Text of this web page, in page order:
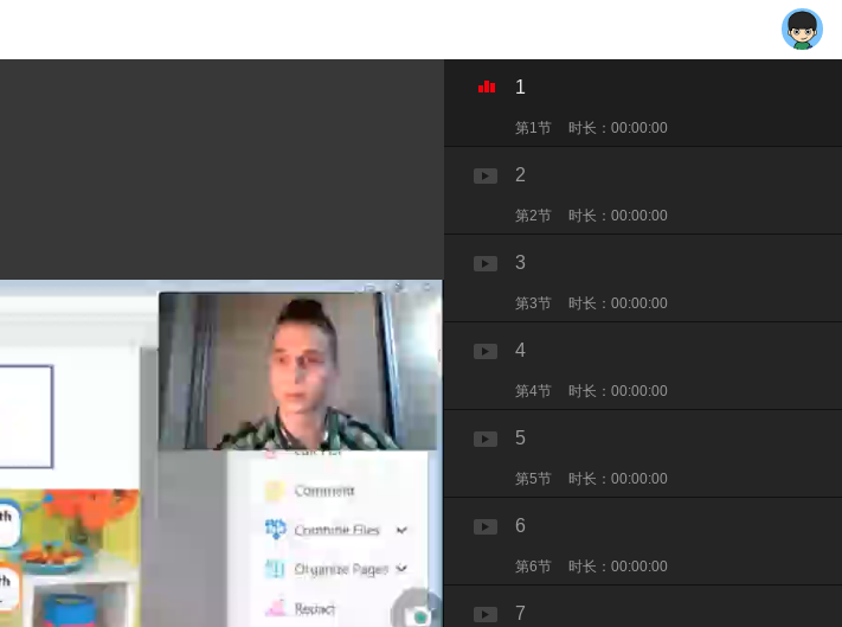
1
第1节 时长：00:00:00
2
第2节 时长：00:00:00
3
第3节 时长：00:00:00
4
第4节 时长：00:00:00
5
第5节 时长：00:00:00
6
第6节 时长：00:00:00
7